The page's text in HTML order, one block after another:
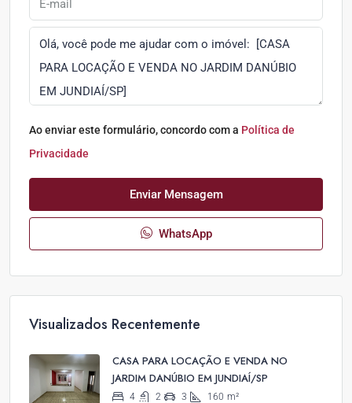
Ao enviar este formulário, concordo com a Política de
Privacidade
Enviar Mensagem
WhatsApp
Visualizados Recentemente
CASA PARA LOCAÇÃO E VENDA NO
JARDIM DANÚBIO EM JUNDIAÍ/SP
4 2 3 160 m²